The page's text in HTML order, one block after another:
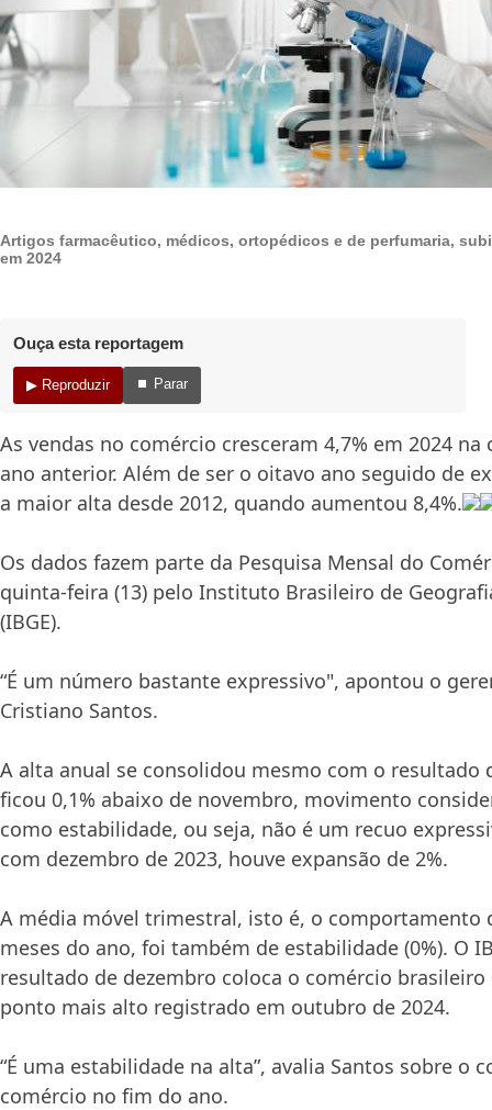
Artigos farmacêutico, médicos, ortopédicos e de perfumaria,
em 2024
Ouça esta reportagem
▶ Reproduzir ⏹ Parar
As vendas no comércio cresceram 4,7% em 2024
ano anterior. Além de ser o oitavo ano seguido de
a maior alta desde 2012, quando aumentou 8,4%.
Os dados fazem parte da Pesquisa Mensal do
quinta-feira (13) pelo Instituto Brasileiro de
(IBGE).
“É um número bastante expressivo", apontou o
Cristiano Santos.
A alta anual se consolidou mesmo com o resultado
ficou 0,1% abaixo de novembro, movimento
como estabilidade, ou seja, não é um recuo
com dezembro de 2023, houve expansão de 2%.
A média móvel trimestral, isto é, o comportamento
meses do ano, foi também de estabilidade (0%). O
resultado de dezembro coloca o comércio brasileiro
ponto mais alto registrado em outubro de 2024.
“É uma estabilidade na alta”, avalia Santos sobre o
comércio no fim do ano.